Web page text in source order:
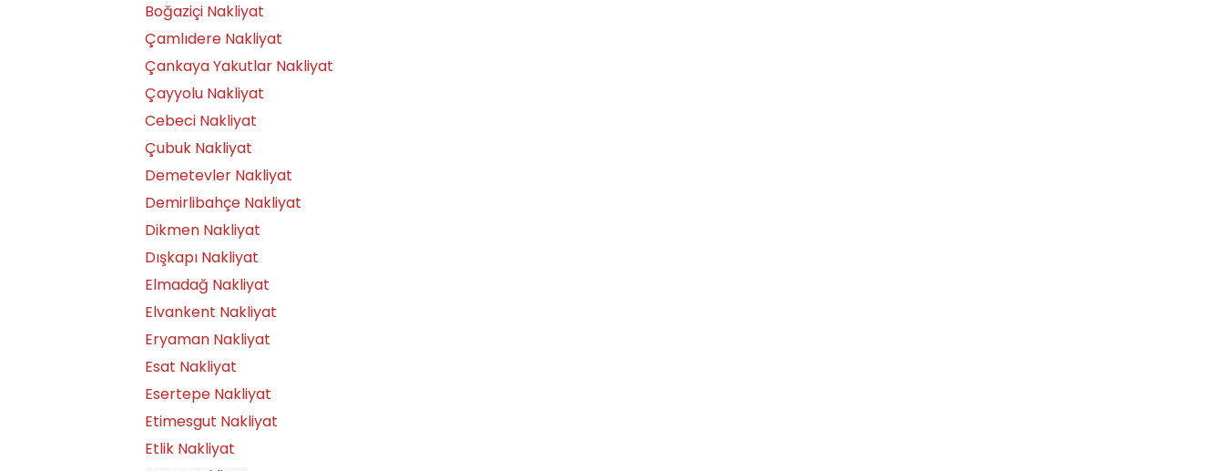
Boğaziçi Nakliyat
Çamlıdere Nakliyat
Çankaya Yakutlar Nakliyat
Çayyolu Nakliyat
Cebeci Nakliyat
Çubuk Nakliyat
Demetevler Nakliyat
Demirlibahçe Nakliyat
Dikmen Nakliyat
Dışkapı Nakliyat
Elmadağ Nakliyat
Elvankent Nakliyat
Eryaman Nakliyat
Esat Nakliyat
Esertepe Nakliyat
Etimesgut Nakliyat
Etlik Nakliyat